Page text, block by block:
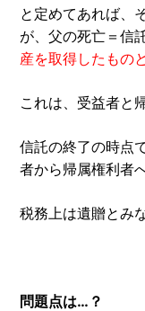
と定めてあれば、
が、父の死亡＝信
産を取得したもの
これは、受益者と
信託の終了の時点
者から帰属権利者
税務上は遺贈とみ
問題点は…？